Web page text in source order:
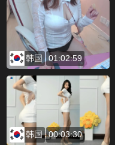
韩国 01:02:59
韩国 00:03:30